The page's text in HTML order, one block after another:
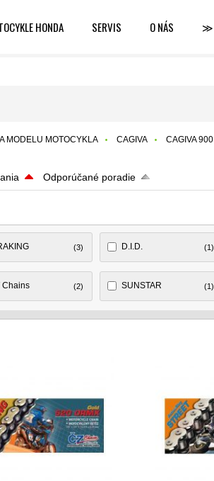
HONDA SERVIS O NÁS ≫
MODELU MOTOCYKLA CAGIVA CAGIVA 900
Odporúčané poradie
(3) D.I.D. (1)
Chains (2) SUNSTAR (1)